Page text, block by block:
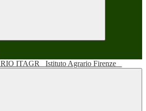
Istituto Agrario Firenze